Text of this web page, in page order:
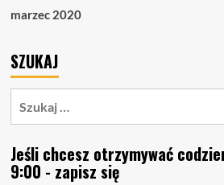
marzec 2020
SZUKAJ
Jeśli chcesz otrzymywać
9:00 - zapisz się